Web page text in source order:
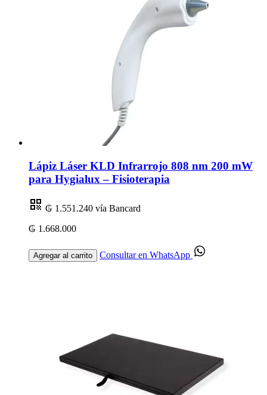
Lápiz Láser KLD Infrarrojo 808 nm 200 mW
para Hygialux – Fisioterapia
₲ 1.551.240 vía Bancard
₲ 1.668.000
Agregar al carrito Consultar en WhatsApp